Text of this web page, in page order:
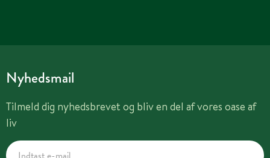
Nyhedsmail
Tilmeld dig nyhedsbrevet og bliv en del af vores oase af
liv